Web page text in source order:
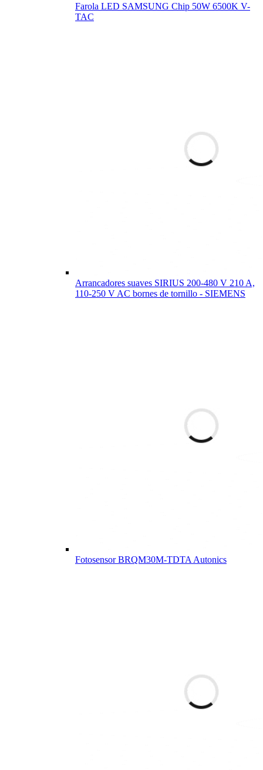
Farola LED SAMSUNG Chip 50W 6500K V-
TAC
Arrancadores suaves SIRIUS 200-480 V 210 A,
110-250 V AC bornes de tornillo - SIEMENS
Fotosensor BRQM30M-TDTA Autonics